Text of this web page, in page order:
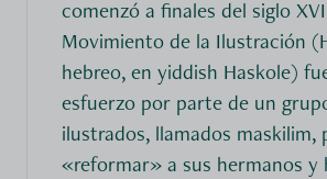
comenzó a finales del siglo
Movimiento de la Ilustración
hebreo, en yiddish Haskole)
esfuerzo por parte de un
ilustrados, llamados maskilim,
«reformar» a sus hermanos y